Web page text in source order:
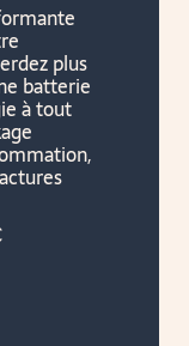
plus
batterie
à tout